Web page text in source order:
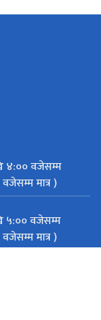
४:०० वजेसम्म
मात्र )
५:०० वजेसम्म
मात्र )